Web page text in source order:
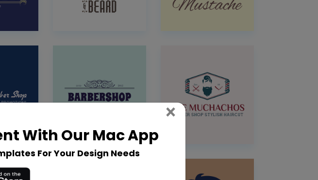
With Our Mac App
For Your Design Needs
× Close